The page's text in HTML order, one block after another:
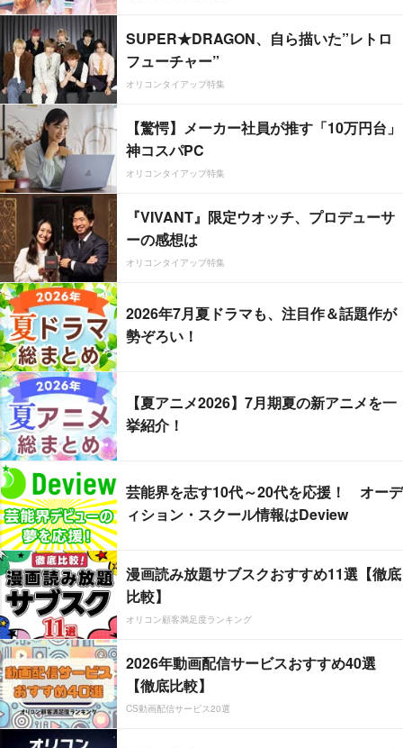
SUPER★DRAGON、自ら描いた”レトロ
フューチャー”
オリコンタイアップ特集
【驚愕】メーカー社員が推す「10万円台」
神コスパPC
オリコンタイアップ特集
『VIVANT』限定ウオッチ、プロデューサ
ーの感想は
オリコンタイアップ特集
2026年7月夏ドラマも、注目作＆話題作が
勢ぞろい！
【夏アニメ2026】7月期夏の新アニメを一
挙紹介！
芸能界を志す10代～20代を応援！ オーデ
ィション・スクール情報はDeview
漫画読み放題サブスクおすすめ11選【徹底
比較】
オリコン顧客満足度ランキング
2026年動画配信サービスおすすめ40選
【徹底比較】
CS動画配信サービス20選